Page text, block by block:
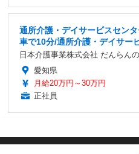
通所介護・デイサービスセン
車で10分/通所介護・デイサー
日本介護事業株式会社 だんらん
愛知県
月給20万円～30万円
正社員